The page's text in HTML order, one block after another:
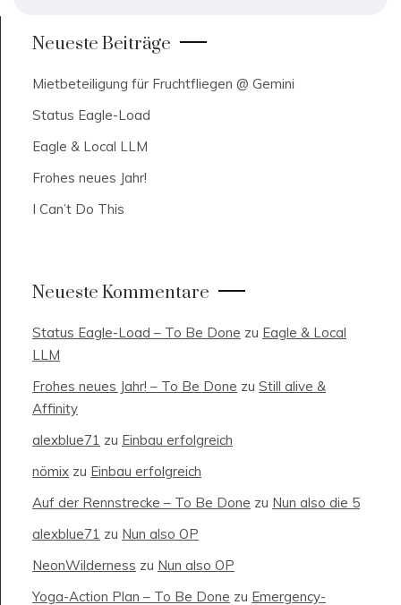
Neueste Beiträge
Mietbeteiligung für Fruchtfliegen @ Gemini
Status Eagle-Load
Eagle & Local LLM
Frohes neues Jahr!
I Can’t Do This
Neueste Kommentare
Status Eagle-Load – To Be Done zu Eagle & Local
LLM
Frohes neues Jahr! – To Be Done zu Still alive &
Affinity
alexblue71 zu Einbau erfolgreich
nömix zu Einbau erfolgreich
Auf der Rennstrecke – To Be Done zu Nun also die 5
alexblue71 zu Nun also OP
NeonWilderness zu Nun also OP
Yoga-Action Plan – To Be Done zu Emergency-